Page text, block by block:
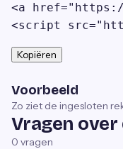
<a
<script
Kopiëren
Voorbeeld
Zo ziet de ingesloten
Vragen
0 vragen